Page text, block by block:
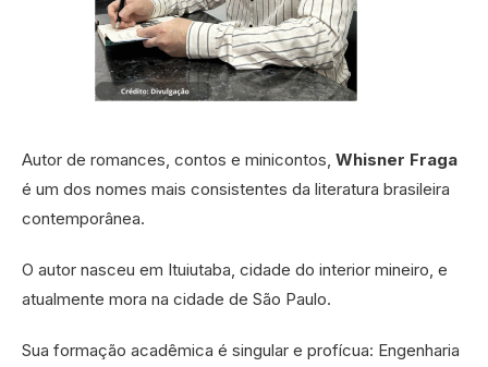
Autor de romances, contos e minicontos, Whisner Fraga
é um dos nomes mais consistentes da literatura brasileira
contemporânea.
O autor nasceu em Ituiutaba, cidade do interior mineiro, e
atualmente mora na cidade de São Paulo.
Sua formação acadêmica é singular e profícua: Engenharia